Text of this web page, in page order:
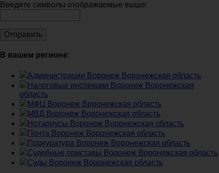
Введите символы отображаемые выше:
В вашем регионе:
Администрации Воронеж Воронежская область
Налоговые инспекции Воронеж Воронежская
область
МФЦ Воронеж Воронежская область
МВД Воронеж Воронежская область
Нотариусы Воронеж Воронежская область
Почта Воронеж Воронежская область
Прокуратура Воронеж Воронежская область
Судебные приставы Воронеж Воронежская область
Суды Воронеж Воронежская область